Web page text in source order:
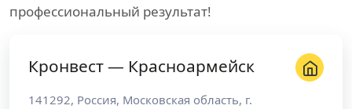
профессиональный результат!
Кронвест — Красноармейск
141292, Россия, Московская область, г.